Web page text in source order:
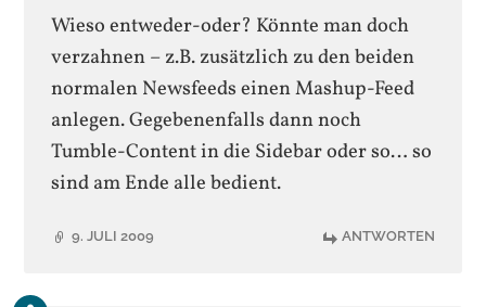
Wieso entweder-oder? Könnte man doch
verzahnen – z.B. zusätzlich zu den beiden
normalen Newsfeeds einen Mashup-Feed
anlegen. Gegebenenfalls dann noch
Tumble-Content in die Sidebar oder so… so
sind am Ende alle bedient.
9. JULI 2009 ANTWORTEN